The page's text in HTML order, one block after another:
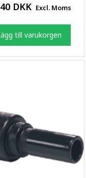
DKK Excl. Moms
till varukorgen